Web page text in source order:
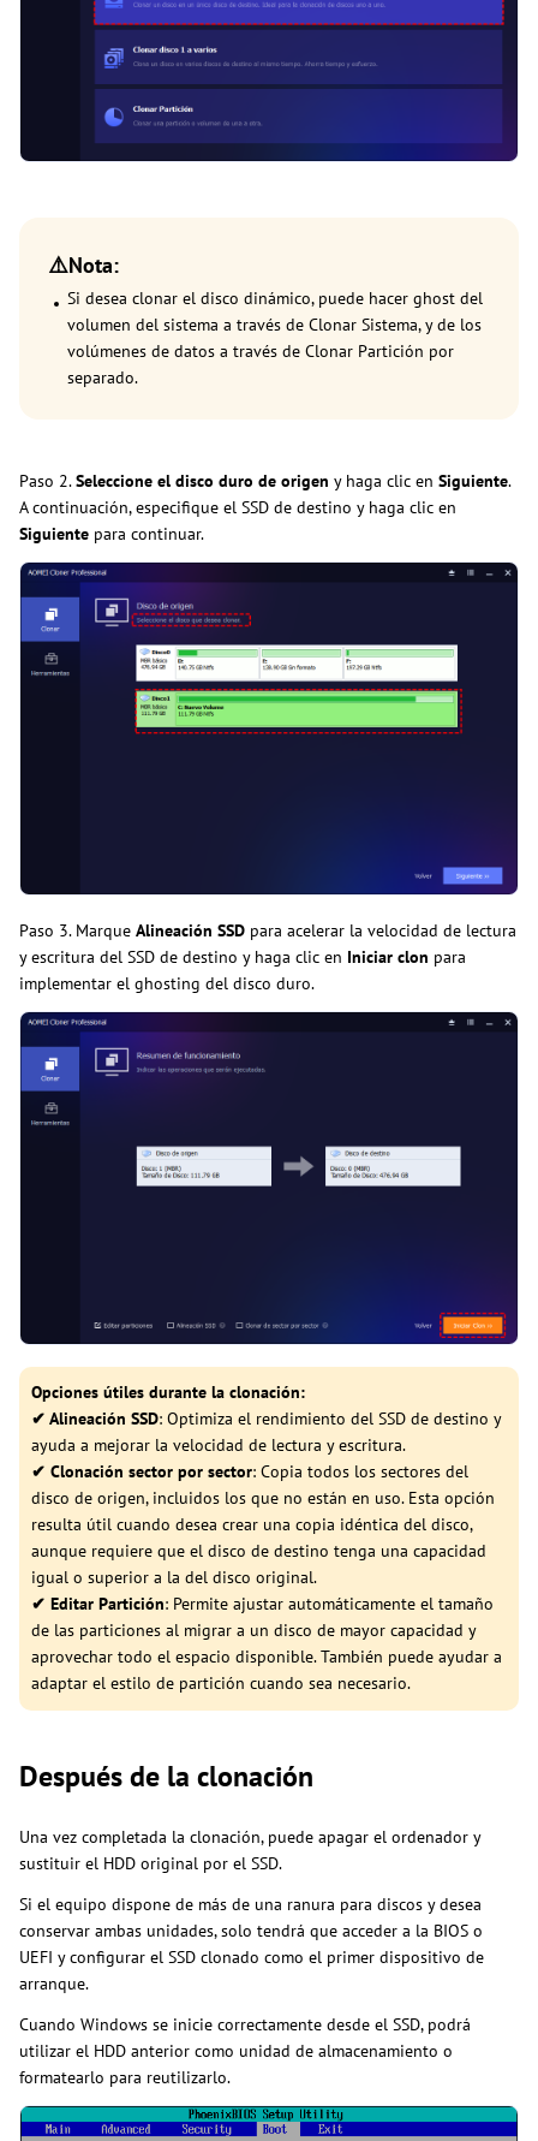
⚠️Nota:
Si desea clonar el disco dinámico, puede hacer ghost del
volumen del sistema a través de Clonar Sistema, y de los
volúmenes de datos a través de Clonar Partición por
separado.
Paso 2.Seleccione el disco duro de origen y haga clic en Siguiente.
A continuación, especifique el SSD de destino y haga clic en
Siguiente para continuar.
Paso 3. Marque Alineación SSD para acelerar la velocidad de lectura
y escritura del SSD de destino y haga clic en Iniciar clon para
implementar el ghosting del disco duro.
Opciones útiles durante la clonación:
✔ Alineación SSD: Optimiza el rendimiento del SSD de destino y
ayuda a mejorar la velocidad de lectura y escritura.
✔ Clonación sector por sector: Copia todos los sectores del
disco de origen, incluidos los que no están en uso. Esta opción
resulta útil cuando desea crear una copia idéntica del disco,
aunque requiere que el disco de destino tenga una capacidad
igual o superior a la del disco original.
✔ Editar Partición: Permite ajustar automáticamente el tamaño
de las particiones al migrar a un disco de mayor capacidad y
aprovechar todo el espacio disponible. También puede ayudar a
adaptar el estilo de partición cuando sea necesario.
Después de la clonación
Una vez completada la clonación, puede apagar el ordenador y
sustituir el HDD original por el SSD.
Si el equipo dispone de más de una ranura para discos y desea
conservar ambas unidades, solo tendrá que acceder a la BIOS o
UEFI y configurar el SSD clonado como el primer dispositivo de
arranque.
Cuando Windows se inicie correctamente desde el SSD, podrá
utilizar el HDD anterior como unidad de almacenamiento o
formatearlo para reutilizarlo.